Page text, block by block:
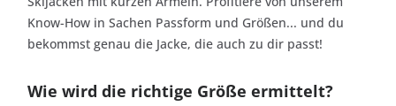
Know-How in Sachen Passform und Größen... und du
bekommst genau die Jacke, die auch zu dir passt!
Wie wird die richtige Größe ermittelt?